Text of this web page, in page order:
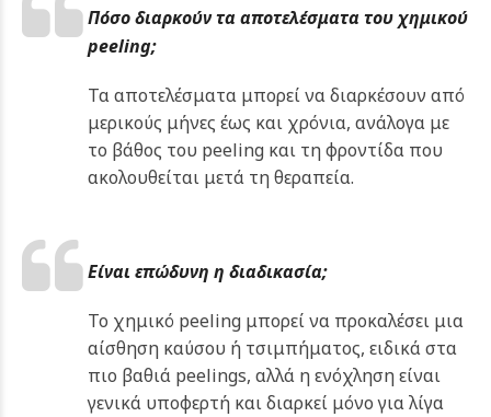
Πόσο διαρκούν τα αποτελέσματα του χημικού
peeling;
Τα αποτελέσματα μπορεί να διαρκέσουν από
μερικούς μήνες έως και χρόνια, ανάλογα με
το βάθος του peeling και τη φροντίδα που
ακολουθείται μετά τη θεραπεία.
Είναι επώδυνη η διαδικασία;
Το χημικό peeling μπορεί να προκαλέσει μια
αίσθηση καύσου ή τσιμπήματος, ειδικά στα
πιο βαθιά peelings, αλλά η ενόχληση είναι
γενικά υποφερτή και διαρκεί μόνο για λίγα